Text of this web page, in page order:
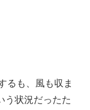
るも、風も収ま
う状況だったた